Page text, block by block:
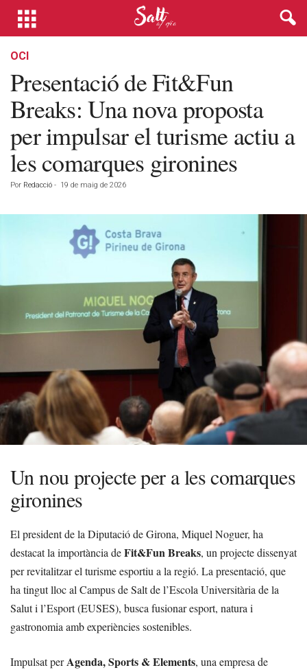
OCI
Presentació de Fit&Fun
Breaks: Una nova proposta
per impulsar el turisme actiu a
les comarques gironines
Por Redacció - 19 de maig de 2026
Un nou projecte per a les comarques
gironines
El president de la Diputació de Girona, Miquel Noguer, ha
destacat la importància deFit&Fun Breaks, un projecte dissenyat
per revitalitzar el turisme esportiu a la regió. La presentació, que
ha tingut lloc al Campus de Salt de l’Escola Universitària de la
Salut i l’Esport (EUSES), busca fusionar esport, natura i
gastronomia amb experiències sostenibles.
Impulsat perAgenda, Sports & Elements, una empresa de